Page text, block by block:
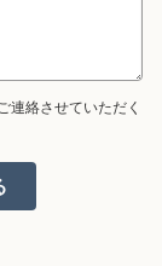
連絡させていただく